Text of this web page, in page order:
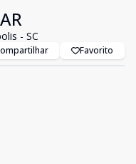
- SC
Favorito